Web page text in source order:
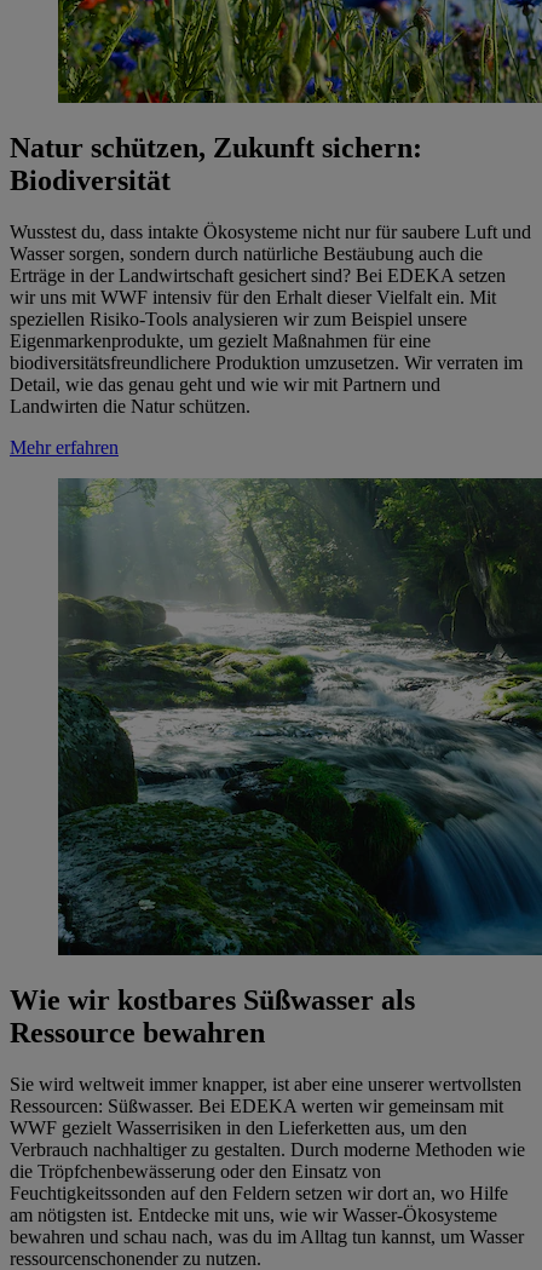
Natur schützen, Zukunft sichern:
Biodiversität
Wusstest du, dass intakte Ökosysteme nicht nur für saubere Luft und
Wasser sorgen, sondern durch natürliche Bestäubung auch die
Erträge in der Landwirtschaft gesichert sind? Bei EDEKA setzen
wir uns mit WWF intensiv für den Erhalt dieser Vielfalt ein. Mit
speziellen Risiko-Tools analysieren wir zum Beispiel unsere
Eigenmarkenprodukte, um gezielt Maßnahmen für eine
biodiversitätsfreundlichere Produktion umzusetzen. Wir verraten im
Detail, wie das genau geht und wie wir mit Partnern und
Landwirten die Natur schützen.
Mehr erfahren
Wie wir kostbares Süßwasser als
Ressource bewahren
Sie wird weltweit immer knapper, ist aber eine unserer wertvollsten
Ressourcen: Süßwasser. Bei EDEKA werten wir gemeinsam mit
WWF gezielt Wasserrisiken in den Lieferketten aus, um den
Verbrauch nachhaltiger zu gestalten. Durch moderne Methoden wie
die Tröpfchenbewässerung oder den Einsatz von
Feuchtigkeitssonden auf den Feldern setzen wir dort an, wo Hilfe
am nötigsten ist. Entdecke mit uns, wie wir Wasser-Ökosysteme
bewahren und schau nach, was du im Alltag tun kannst, um Wasser
ressourcenschonender zu nutzen.